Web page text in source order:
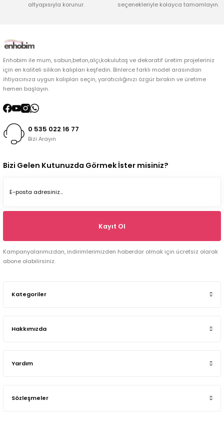
altyapısıyla korunur.
seçenekleriyle kolayca tamamlayın.
Enhobim ile mum, sabun,beton,alçı,kokulutaş ve dekoratif üretim projeleriniz
için en kaliteli silikon kalıpları keşfedin. Binlerce farklı model arasından
ihtiyacınıza uygun kalıpları seçin, yaratıcılığınızı özgür bırakın ve üretime
hemen başlayın.
0 535 022 16 77
Bizi Arayın
Kategoriler
Hakkımızda
Yardım
Sözleşmeler
Bizi Gelen Kutunuzda Görmek İster misiniz?
Kayıt Ol
Kampanyalarımızdan, indirimlerimizden haberdar olmak için ücretsiz olarak
abone olabilirsiniz.